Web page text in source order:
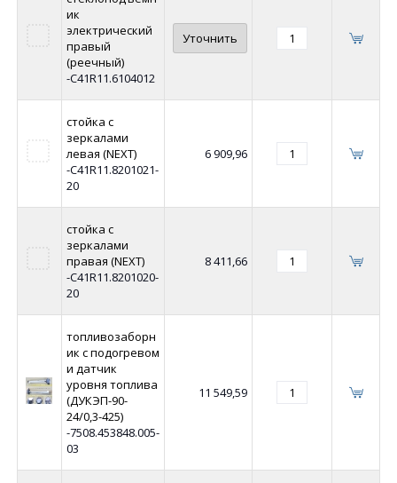
ик
электрический
правый
(реечный)
-C41R11.6104012
Уточнить
стойка с
зеркалами
левая (NEXT)
-C41R11.8201021-
20
6 909,96
стойка с
зеркалами
правая (NEXT)
-C41R11.8201020-
20
8 411,66
топливозаборн
ик с подогревом
и датчик
уровня топлива
(ДУКЭП-90-
24/0,3-425)
-7508.453848.005-
03
11 549,59